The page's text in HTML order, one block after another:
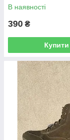
В наявності
390 ₴
Купити